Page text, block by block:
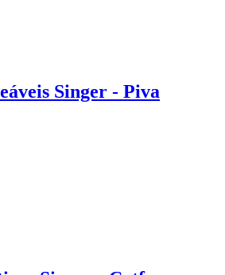
Singer - Piva